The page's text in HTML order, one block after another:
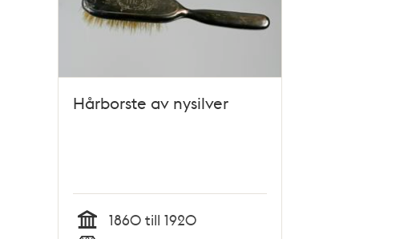
Hårborste av nysilver
1860 till 1920